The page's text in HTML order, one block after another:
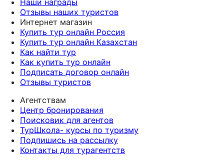
Отзывы наших туристов
Интернет магазин
Купить тур онлайн Россия
Купить тур онлайн Казахстан
Как найти тур
Как купить тур онлайн
Подписать договор онлайн
Отзывы туристов
Агентствам
Центр бронирования
Поисковик для агентов
ТурШкола- курсы по туризму
Подпишись на рассылку
Контакты для турагентств